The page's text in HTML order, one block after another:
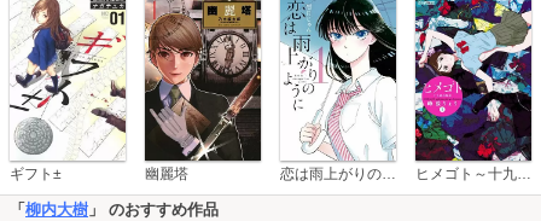
ギフト± 幽麗塔 恋は雨上がりのように ヒメゴト～十九歳の制服～
「 柳内大樹 」 のおすすめ作品